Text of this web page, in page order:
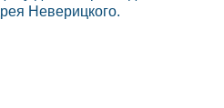
Неверицкого.